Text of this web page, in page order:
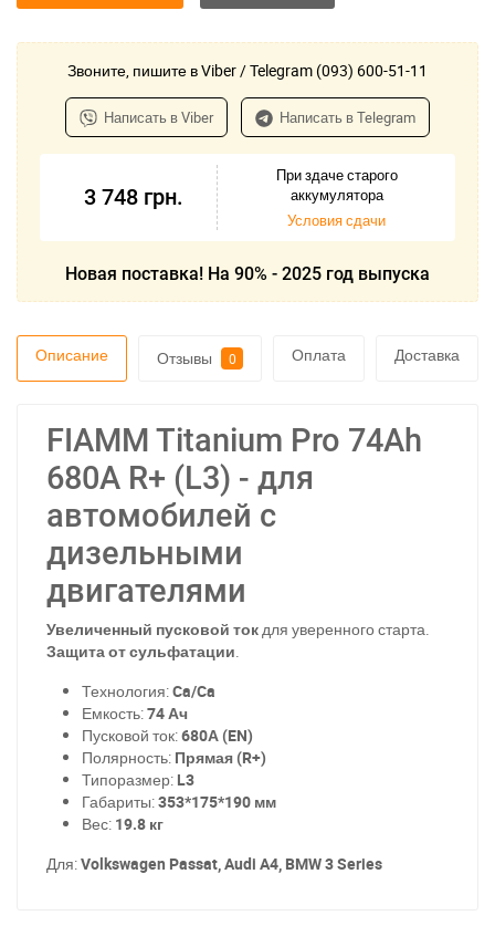
Звоните, пишите в Viber / Telegram (093) 600-51-11
Написать в Viber Написать в Telegram
3 748 грн.
При здаче старого
аккумулятора
Условия сдачи
Новая поставка! На 90% - 2025 год выпуска
Описание Отзывы 0 Оплата Доставка
FIAMM Titanium Pro 74Ah
680A R+ (L3) - для
автомобилей с
дизельными
двигателями
Увеличенный пусковой токдля уверенного старта.
Защита от сульфатации.
Технология:Ca/Ca
Емкость:74 Ач
Пусковой ток:680А (EN)
Полярность: Прямая (R+)
Типоразмер: L3
Габариты:353*175*190 мм
Вес: 19.8 кг
Для:Volkswagen Passat, Audi A4, BMW 3 Series